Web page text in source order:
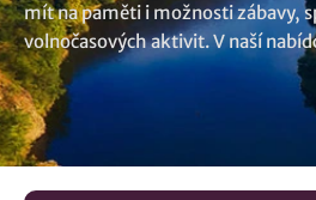
mít na paměti i možnosti zábavy,
volnočasových aktivit. V naší
pro 15, 20, 30, 40, 50, 80, 100 a
okolí obce Kokořín. Nezáleží na
akci, teambuilding, oslavu, párty
přátel, která si chce užít společně
pro vás připravený velký výběr.